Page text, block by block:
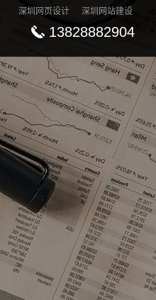
深圳网页设计 深圳网站建设
13828882904